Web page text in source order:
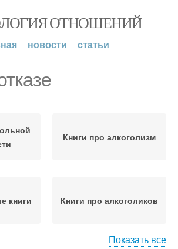
ОТНОШЕНИЙ
новости статьи
Книги про алкоголизм
книги Книги про алкоголиков
Показать все